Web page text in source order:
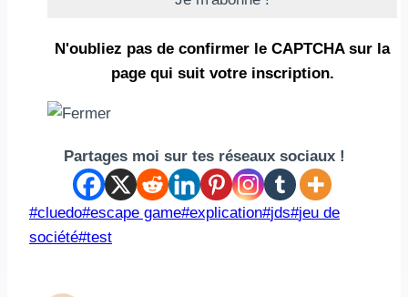
N'oubliez pas de confirmer le CAPTCHA sur la
page qui suit votre inscription.
Partages moi sur tes réseaux sociaux !
Étiquettes
de
#cluedo#escape game#explication#jds#jeu de
société#test